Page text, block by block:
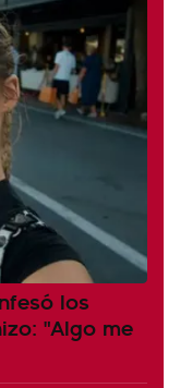
los
"Algo me